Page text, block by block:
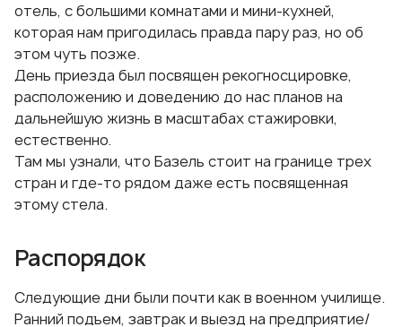
отель, с большими комнатами и мини-кухней,
которая нам пригодилась правда пару раз, но об
этом чуть позже.
День приезда был посвящен рекогносцировке,
расположению и доведению до нас планов на
дальнейшую жизнь в масштабах стажировки,
естественно.
Там мы узнали, что Базель стоит на границе трех
стран и где-то рядом даже есть посвященная
этому стела.
Распорядок
Следующие дни были почти как в военном училище.
Ранний подъем, завтрак и выезд на предприятие/